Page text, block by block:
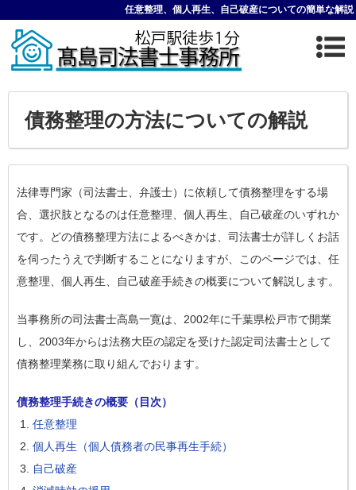
任意整理、個人再生、自己破産についての簡単な解説
債務整理の方法についての解説
法律専門家（司法書士、弁護士）に依頼して債務整理をする場
合、選択肢となるのは任意整理、個人再生、自己破産のいずれか
です。どの債務整理方法によるべきかは、司法書士が詳しくお話
を伺ったうえで判断することになりますが、このページでは、任
意整理、個人再生、自己破産手続きの概要について解説します。
当事務所の司法書士高島一寛は、2002年に千葉県松戸市で開業
し、2003年からは法務大臣の認定を受けた認定司法書士として
債務整理業務に取り組んでおります。
債務整理手続きの概要（目次）
任意整理
個人再生（個人債務者の民事再生手続）
自己破産